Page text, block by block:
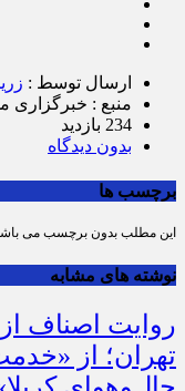
ارسال توسط :
منبع : خبرگزاری
234 بازدید
بدون دیدگاه
برچسب ها
این مطلب بدون برچسب می
نوشته های مشابه
روایت اصناف از
تهران؛ از